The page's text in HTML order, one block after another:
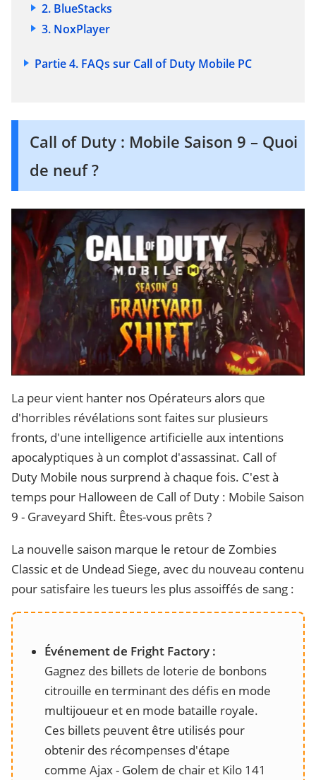
2. BlueStacks
3. NoxPlayer
Partie 4. FAQs sur Call of Duty Mobile PC
Call of Duty : Mobile Saison 9 – Quoi
de neuf ?
La peur vient hanter nos Opérateurs alors que
d'horribles révélations sont faites sur plusieurs
fronts, d'une intelligence artificielle aux intentions
apocalyptiques à un complot d'assassinat. Call of
Duty Mobile nous surprend à chaque fois. C'est à
temps pour Halloween de Call of Duty : Mobile Saison
9 - Graveyard Shift. Êtes-vous prêts ?
La nouvelle saison marque le retour de Zombies
Classic et de Undead Siege, avec du nouveau contenu
pour satisfaire les tueurs les plus assoiffés de sang :
Événement de Fright Factory :
Gagnez des billets de loterie de bonbons
citrouille en terminant des défis en mode
multijoueur et en mode bataille royale.
Ces billets peuvent être utilisés pour
obtenir des récompenses d'étape
comme Ajax - Golem de chair et Kilo 141